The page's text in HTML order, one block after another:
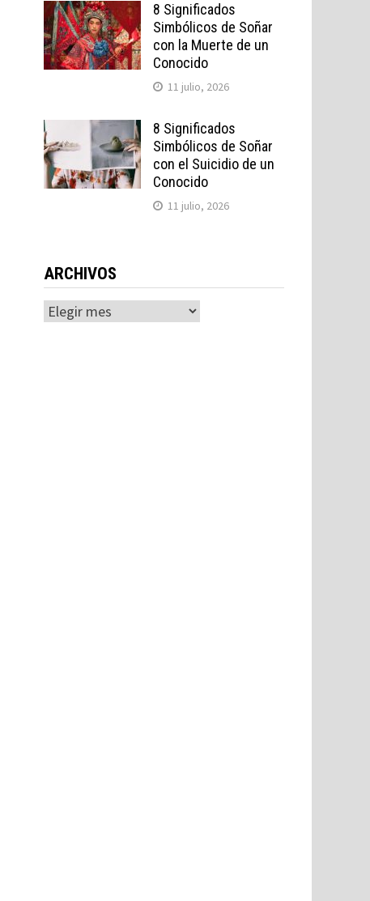
8 Significados
Simbólicos de Soñar
con la Muerte de un
Conocido
11 julio, 2026
8 Significados
Simbólicos de Soñar
con el Suicidio de un
Conocido
11 julio, 2026
ARCHIVOS
Archivos